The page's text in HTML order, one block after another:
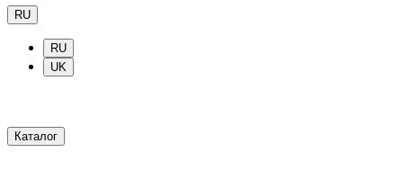
RU
RU
UK
Каталог